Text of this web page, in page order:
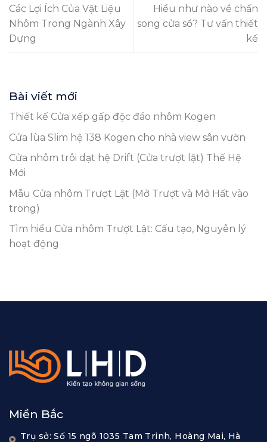
Các Lợi Ích Của Vật Liệu
Nhôm Trong Ngành Xây
Dựng
Hiểu như nào về chấn
song cửa sổ? Tư vấn thiết
kế
Bài viết mới
Thiết kế Cửa xếp gấp độc đáo nhôm Kogen
Cửa lùa Slim hệ 138 Kogen cho nhà view sân vườn
Cửa nhôm trôi dạt hệ Drift (Cửa trượt lật) Thế Hệ
Mới
Mẫu Cửa nhôm Trượt Lật (Mở Trượt và Mở Hất vào
trong)
Tìm hiểu Cửa nhôm Trượt Lật: Cấu tạo, Nguyên lý
hoạt động
Miền Bắc
Trụ sở: Số 15 ngõ 1035 Tam Trinh, Hoàng Mai, Hà